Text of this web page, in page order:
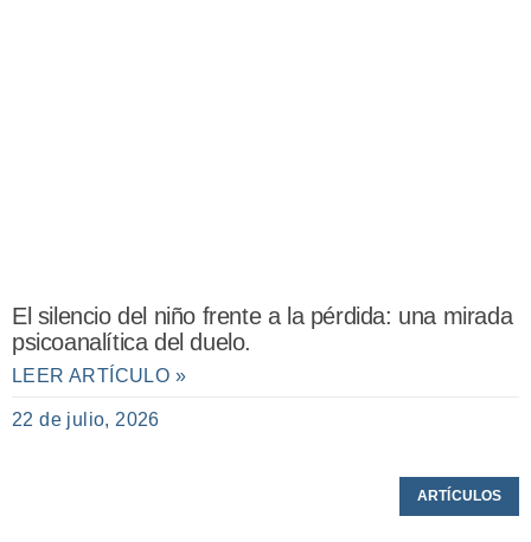
El silencio del niño frente a la pérdida: una mirada
psicoanalítica del duelo.
LEER ARTÍCULO »
22 de julio, 2026
ARTÍCULOS